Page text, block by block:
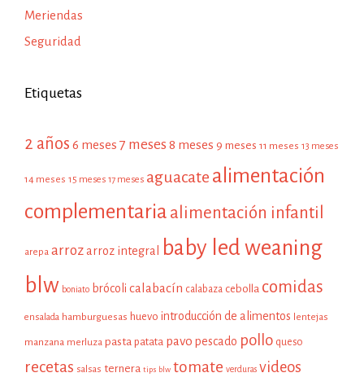
Meriendas
Seguridad
Etiquetas
2 años 6 meses 7 meses 8 meses 9 meses 11 meses 13 meses
14 meses 15 meses 17 meses aguacate alimentación
complementaria alimentación infantil
arepa arroz arroz integral
baby led weaning
blw boniato brócoli calabacín calabaza cebolla comidas
ensalada hamburguesas huevo introducción de alimentos lentejas
manzana merluza pasta patata pavo pescado pollo queso
recetas salsas ternera tips blw tomate verduras videos